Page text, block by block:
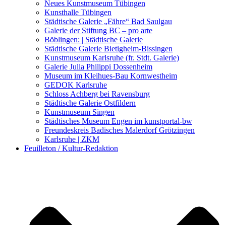
Kunstwettbewerbe, Ausschreibungen für Künstler
Neues Kunstmuseum Tübingen
Kunsthalle Tübingen
Städtische Galerie „Fähre“ Bad Saulgau
Galerie der Stiftung BC – pro arte
Böblingen: | Städtische Galerie
Städtische Galerie Bietigheim-Bissingen
Kunstmuseum Karlsruhe (fr. Stdt. Galerie)
Galerie Julia Philippi Dossenheim
Museum im Kleihues-Bau Kornwestheim
GEDOK Karlsruhe
Schloss Achberg bei Ravensburg
Städtische Galerie Ostfildern
Kunstmuseum Singen
Städtisches Museum Engen im kunstportal-bw
Freundeskreis Badisches Malerdorf Grötzingen
Karlsruhe | ZKM
Feuilleton / Kultur-Redaktion